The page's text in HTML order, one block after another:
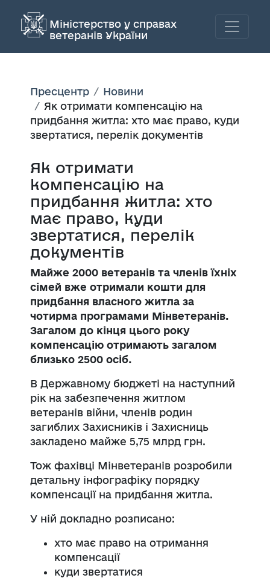
Міністерство у справах
ветеранів України
Пресцентр
Новини
Як отримати компенсацію на
придбання житла: хто має право, куди
звертатися, перелік документів
Як отримати
компенсацію на
придбання житла: хто
має право, куди
звертатися, перелік
документів
Майже 2000 ветеранів та членів їхніх
сімей вже отримали кошти для
придбання власного житла за
чотирма програмами Мінветеранів.
Загалом до кінця цього року
компенсацію отримають загалом
близько 2500 осіб.
В Державному бюджеті на наступний
рік на забезпечення житлом
ветеранів війни, членів родин
загиблих Захисників і Захисниць
закладено майже 5,75 млрд грн.
Тож фахівці Мінветеранів розробили
детальну інфографіку порядку
компенсації на придбання житла.
У ній докладно розписано:
хто має право на отримання
компенсації
куди звертатися